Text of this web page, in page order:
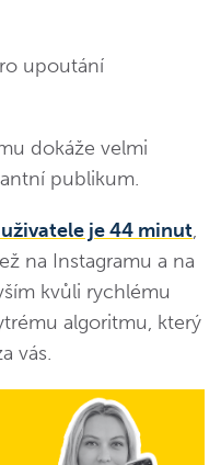
upoutání
dokáže velmi
publikum.
je 44 minut,
na Instagramu a na
kvůli rychlému
algoritmu, který
vás.